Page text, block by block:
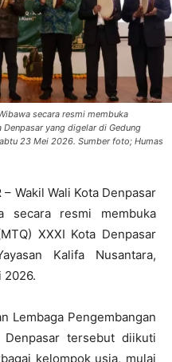
secara resmi membuka
Denpasar yang digelar di Gedung
23 Mei 2026. Sumber foto; Humas
– Wakil Wali Kota Denpasar
secara resmi membuka
XXXI Kota Denpasar
Kalifa Nusantara,
2026.
Lembaga Pengembangan
Denpasar tersebut diikuti
kelompok usia, mulai